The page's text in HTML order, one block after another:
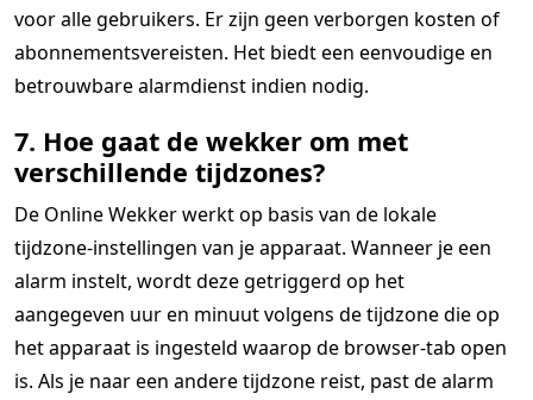
voor alle gebruikers. Er zijn geen verborgen kosten of
abonnementsvereisten. Het biedt een eenvoudige en
betrouwbare alarmdienst indien nodig.
7. Hoe gaat de wekker om met
verschillende tijdzones?
De Online Wekker werkt op basis van de lokale
tijdzone-instellingen van je apparaat. Wanneer je een
alarm instelt, wordt deze getriggerd op het
aangegeven uur en minuut volgens de tijdzone die op
het apparaat is ingesteld waarop de browser-tab open
is. Als je naar een andere tijdzone reist, past de alarm